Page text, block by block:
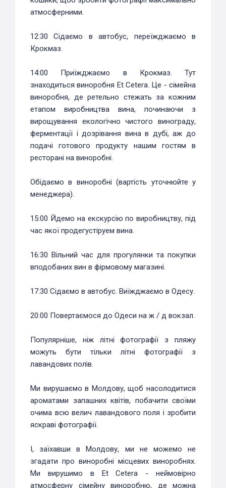
атмосферними.
12:30 Сідаємо в автобус, переїжджаємо в
Крокмаз.
14:00 Приїжджаємо в Крокмаз. Тут
знаходиться виноробня Et Cetera. Це - сімейна
виноробня, де ретельно стежать за кожним
етапом виробництва вина, починаючи з
вирощування екологічно чистого винограду,
ферментації і дозрівання вина в дубі, аж до
подачі готового продукту нашим гостям в
ресторані на виноробні.
Обідаємо в виноробні (вартість уточнюйте у
менеджера).
15:00 Йдемо на екскурсію по виробництву, під
час якої продегустіруем вина.
16:30 Вільний час для прогулянки та покупки
вподобаних вин в фірмовому магазині.
17:30 Сідаємо в автобус. Виїжджаємо в Одесу.
20:00 Повертаємося до Одеси на ж / д вокзал.
Популярніше, ніж літні фотографії з пляжу
можуть бути тільки літні фотографії з
лавандових полів.
Ми вирушаємо в Молдову, щоб насолодитися
ароматами запашних квітів, побачити своїми
очима всю велич лавандового поля і зробити
яскраві фотографії.
І, заїхавши в Молдову, ми не можемо не
згадати про виноробні місцевих виноробнях.
Ми вирушимо в Et Cetera - неймовірно
атмосферну сімейну виноробню, де можна